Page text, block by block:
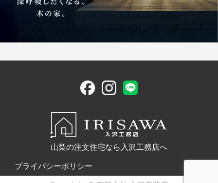
山梨の注文住宅なら入沢工務店へ
プライバシーポリシー